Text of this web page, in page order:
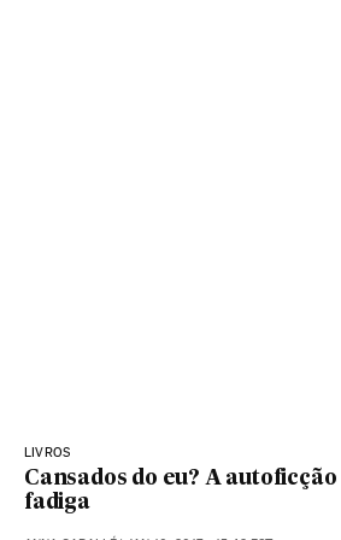
LIVROS
Cansados do eu? A
fadiga